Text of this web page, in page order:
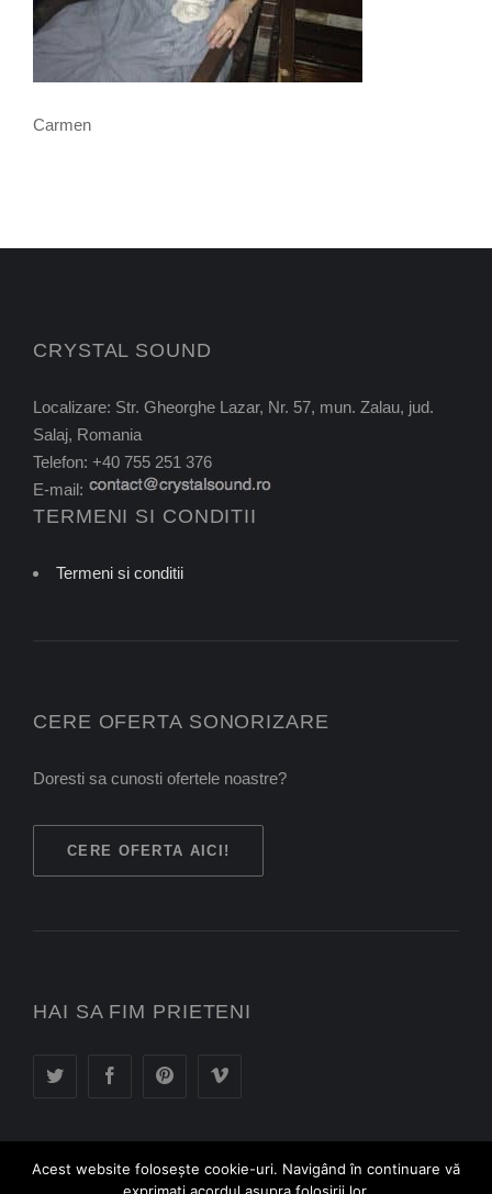
Carmen
CRYSTAL SOUND
Localizare: Str. Gheorghe Lazar, Nr. 57, mun. Zalau, jud.
Salaj, Romania
Telefon: +40 755 251 376
E-mail:
TERMENI SI CONDITII
Termeni si conditii
CERE OFERTA SONORIZARE
Doresti sa cunosti ofertele noastre?
CERE OFERTA AICI!
HAI SA FIM PRIETENI
Acest website foloseşte cookie-uri. Navigând în continuare vă